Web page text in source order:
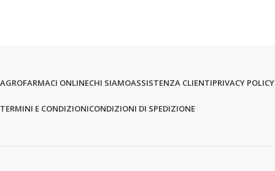
AGROFARMACI ONLINECHI SIAMOASSISTENZA CLIENTIPRIVACY POLICY
TERMINI E CONDIZIONICONDIZIONI DI SPEDIZIONE